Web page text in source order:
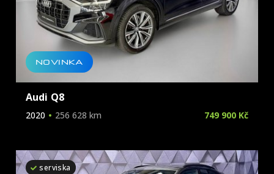
NOVINKA
Audi Q8
2020 256 628 km 749 900 Kč
serviska